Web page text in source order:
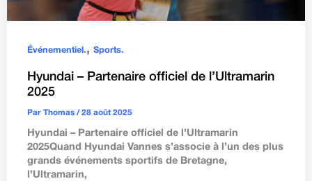
Événementiel.,Sports.
Hyundai – Partenaire officiel de l’Ultramarin
2025
ParThomas/28 août 2025
Hyundai – Partenaire officiel de l’Ultramarin
2025Quand Hyundai Vannes s’associe à l’un des plus
grands événements sportifs de Bretagne,
l’Ultramarin,